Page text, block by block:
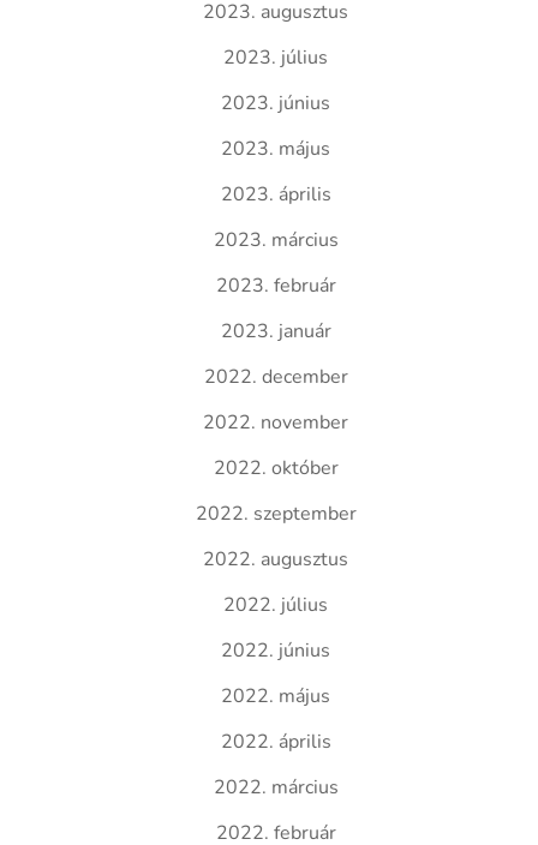
2023. augusztus
2023. július
2023. június
2023. május
2023. április
2023. március
2023. február
2023. január
2022. december
2022. november
2022. október
2022. szeptember
2022. augusztus
2022. július
2022. június
2022. május
2022. április
2022. március
2022. február